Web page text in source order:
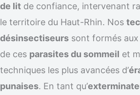
de lit de confiance, intervenant
le territoire du Haut-Rhin. Nos
désinsectiseurs sont formés
de ces parasites du sommeil et
techniques les plus avancées d’
punaises. En tant qu’